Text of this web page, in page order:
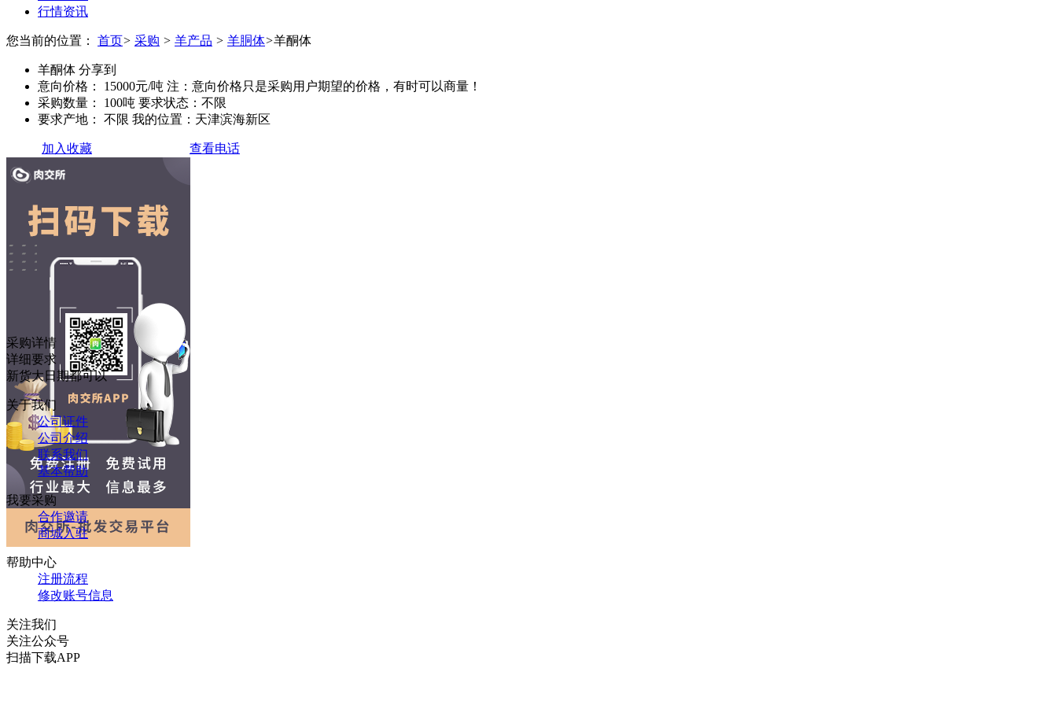
行情资讯
您当前的位置： 首页> 采购 > 羊产品 > 羊胴体>羊酮体
羊酮体 分享到
意向价格：
15000元/吨 注：意向价格只是采购用户期望的价格，有时可以商量！
采购数量：
100吨 要求状态：不限
要求产地：
不限 我的位置：天津滨海新区
加入收藏 查看电话
采购详情
详细要求
新货大日期都可以
关于我们
公司证件
公司介绍
联系我们
基本帮助
我要采购
合作邀请
商城入驻
帮助中心
注册流程
修改账号信息
关注我们
关注公众号
扫描下载APP